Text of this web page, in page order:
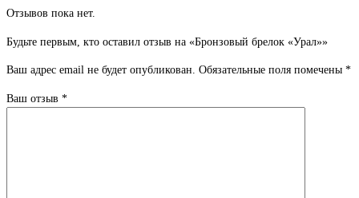
Отзывов пока нет.
Будьте первым, кто оставил отзыв на «Бронзовый брелок «Урал»»
Ваш адрес email не будет опубликован. Обязательные поля помечены *
Ваш отзыв *